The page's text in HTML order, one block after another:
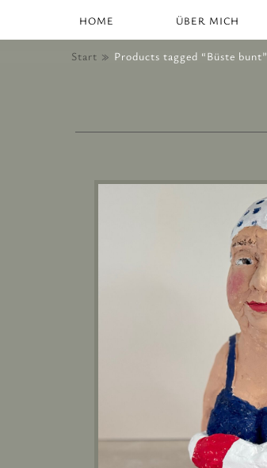
HOME ÜBER MICH
Start Products tagged “Büste bunt”